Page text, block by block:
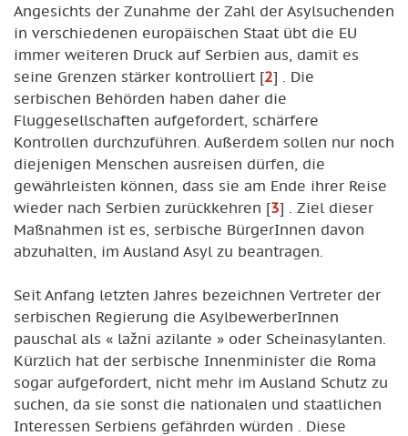
Angesichts der Zunahme der Zahl der Asylsuchenden
in verschiedenen europäischen Staat übt die EU
immer weiteren Druck auf Serbien aus, damit es
seine Grenzen stärker kontrolliert [2] . Die
serbischen Behörden haben daher die
Fluggesellschaften aufgefordert, schärfere
Kontrollen durchzuführen. Außerdem sollen nur noch
diejenigen Menschen ausreisen dürfen, die
gewährleisten können, dass sie am Ende ihrer Reise
wieder nach Serbien zurückkehren [3] . Ziel dieser
Maßnahmen ist es, serbische BürgerInnen davon
abzuhalten, im Ausland Asyl zu beantragen.
Seit Anfang letzten Jahres bezeichnen Vertreter der
serbischen Regierung die AsylbewerberInnen
pauschal als « lažni azilante » oder Scheinasylanten.
Kürzlich hat der serbische Innenminister die Roma
sogar aufgefordert, nicht mehr im Ausland Schutz zu
suchen, da sie sonst die nationalen und staatlichen
Interessen Serbiens gefährden würden . Diese